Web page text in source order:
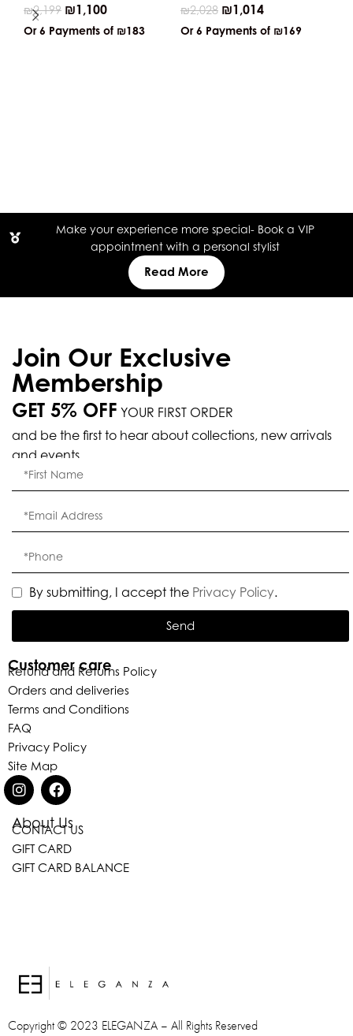
₪2,199 ₪1,100
Or 6 Payments of ₪183
₪2,028 ₪1,014
Or 6 Payments of ₪169
Make your experience more special- Book a VIP
appointment with a personal stylist
Read More
About Us
CONTACT US
GIFT CARD
GIFT CARD BALANCE
Customer care
Refund and Returns Policy
Orders and deliveries
Terms and Conditions
FAQ
Privacy Policy
Site Map
Join Our Exclusive
Membership
GET 5% OFF YOUR FIRST ORDER
and be the first to hear about collections, new arrivals
and events.
By submitting, I accept the Privacy Policy.
Send
Copyright © 2023 ELEGANZA – All Rights Reserved
Eleganza Israel
האם נוכל לעזור לך?